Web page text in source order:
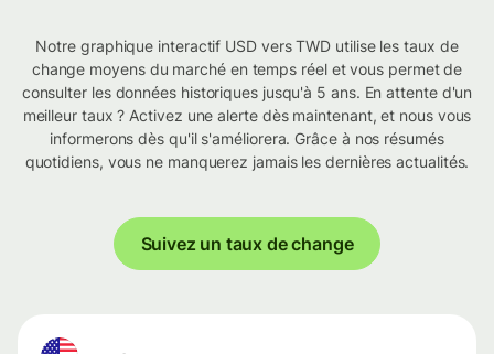
Notre graphique interactif USD vers TWD utilise les taux de
change moyens du marché en temps réel et vous permet de
consulter les données historiques jusqu'à 5 ans. En attente d'un
meilleur taux ? Activez une alerte dès maintenant, et nous vous
informerons dès qu'il s'améliorera. Grâce à nos résumés
quotidiens, vous ne manquerez jamais les dernières actualités.
Suivez un taux de change